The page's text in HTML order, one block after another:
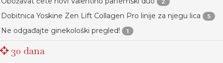
2
Dobitnica Yoskine Zen Lift Collagen Pro linije za njegu lica 5
Ne odgađajte ginekološki pregled! 1
30 dana